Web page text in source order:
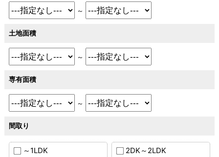
～
土地面積
～
専有面積
～
間取り
～1LDK 2DK～2LDK